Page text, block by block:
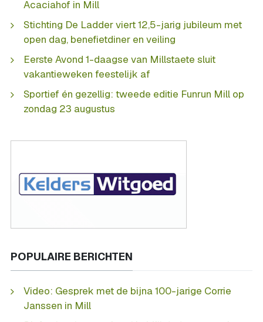
Acaciahof in Mill
Stichting De Ladder viert 12,5-jarig jubileum met
open dag, benefietdiner en veiling
Eerste Avond 1-daagse van Millstaete sluit
vakantieweken feestelijk af
Sportief én gezellig: tweede editie Funrun Mill op
zondag 23 augustus
POPULAIRE BERICHTEN
Video: Gesprek met de bijna 100-jarige Corrie
Janssen in Mill